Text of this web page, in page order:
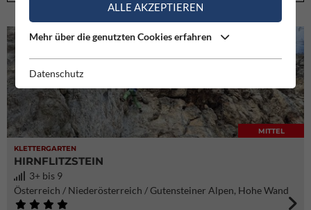
KLETTERGARTEN
MITTEL
HIRNFLITZSTEIN
3+ bis 9
Österreich / Niederösterreich / Gutensteiner Alpen, Hohe Wand
ALLE AKZEPTIEREN
Mehr über die genutzten Cookies erfahren
Datenschutz